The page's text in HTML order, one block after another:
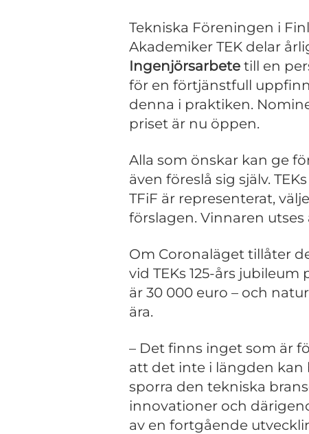
Tekniska Föreningen i
Akademiker TEK delar
Ingenjörsarbete till en
för en förtjänstfull
denna i praktiken.
priset är nu öppen.
Alla som önskar kan ge
även föreslå sig själv.
TFiF är representerat,
förslagen. Vinnaren utses
Om Coronaläget tillåter
vid TEKs 125-års jubileum
är 30 000 euro – och
ära.
– Det finns inget som är
att det inte i längden
sporra den tekniska
innovationer och
av en fortgående